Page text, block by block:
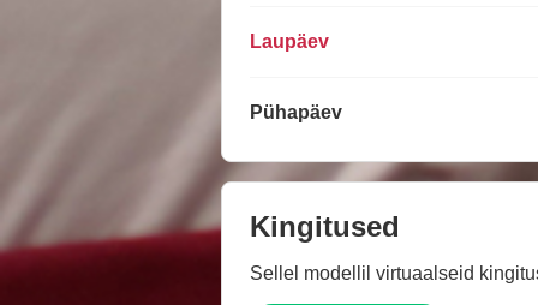
Laupäev
Pühapäev
Kingitused
Sellel modellil virtuaalseid